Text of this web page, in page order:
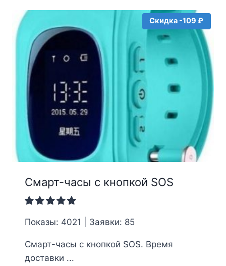
Скидка -109 ₽
Смарт-часы с кнопкой SOS
Показы: 4021 | Заявки: 85
Смарт-часы с кнопкой SOS. Время
доставки ...